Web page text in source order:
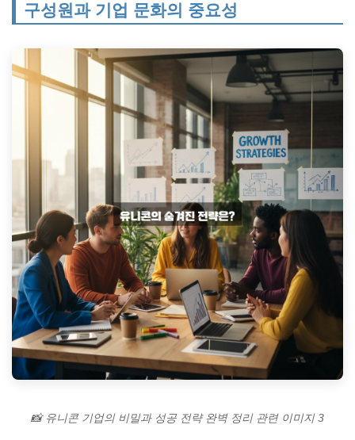
구성원과 기업 문화의 중요성
📸 유니콘 기업의 비밀과 성공 전략 완벽 정리 관련 이미지 3